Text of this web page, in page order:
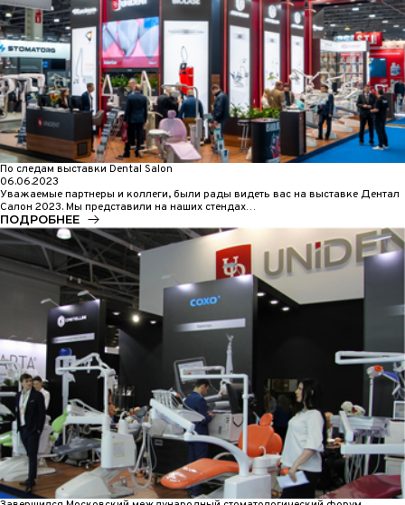
По следам выставки Dental Salon
06.06.2023
Уважаемые партнеры и коллеги, были рады видеть вас на выставке Дентал
Салон 2023. Мы представили на наших стендах…
ПОДРОБНЕЕ